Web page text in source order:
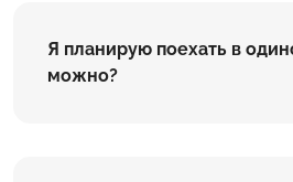
Я планирую поехать в
можно?